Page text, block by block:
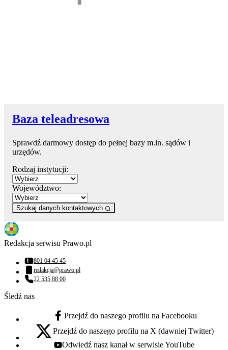
Baza teleadresowa
Sprawdź darmowy dostęp do pełnej bazy m.in. sądów i
urzędów.
Rodzaj instytucji:
Województwo:
Szukaj danych kontaktowych
Redakcja serwisu Prawo.pl
Numer telefonu:
801 04 45 45
Adres email:
redakcja@prawo.pl
Numer telefonu:
22 535 88 00
Śledź nas
facebook - otwiera się w nowej karcie
Przejdź do naszego profilu na Facebooku
x - otwiera się w nowej karcie
Przejdź do naszego profilu na X (dawniej Twitter)
Odwiedź nasz kanał w serwisie YouTube